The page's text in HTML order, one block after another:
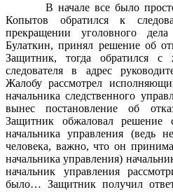
В начале все было просто:
Копытов обратился к
прекращении уголовного
Булаткин, принял решение об
Защитник, тогда обратился
следователя в адрес
Жалобу рассмотрел
начальника следственного
вынес постановление об
Защитник обжаловал решение
начальника управления (ведь
человека, важно, что он
начальника управления)
начальник управления
было… Защитник получил